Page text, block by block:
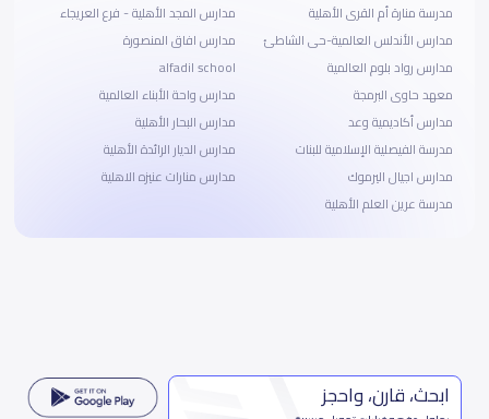
مدرسة منارة أم القرى الأهلية
مدارس الأندلس العالمية-حى الشاطئ
مدارس رواد بلوم العالمية
معهد حاوى البرمجة
مدارس أكاديمية وعد
مدرسة الفيصلية الإسلامية للبنات
مدارس اجيال اليرموك
مدرسة عرين العلم الأهلية
مدارس المجد الأهلية - فرع العريجاء
مدارس افاق المنصورة
alfadil school
مدارس واحة الأبناء العالمية
مدارس البحار الأهلية
مدارس الديار الرائدة الأهلية
مدارس منارات عنيزه الاهلية
ابحث، قارن، واحجز